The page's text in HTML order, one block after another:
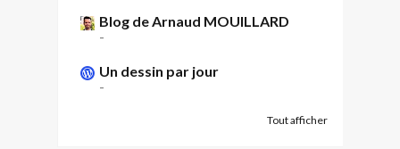
Blog de Arnaud MOUILLARD
-
Un dessin par jour
-
Tout afficher